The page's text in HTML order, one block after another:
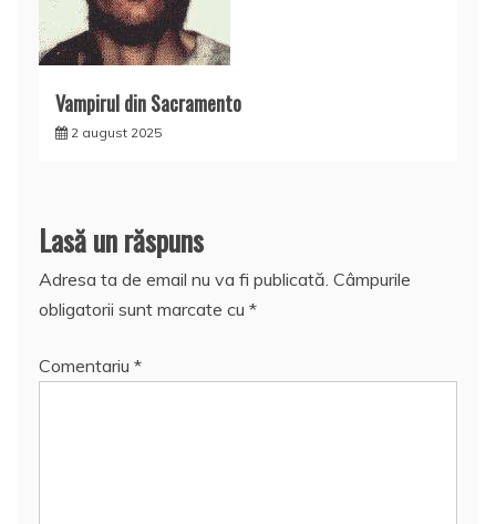
Vampirul din Sacramento
2 august 2025
Lasă un răspuns
Adresa ta de email nu va fi publicată. Câmpurile
obligatorii sunt marcate cu *
Comentariu *